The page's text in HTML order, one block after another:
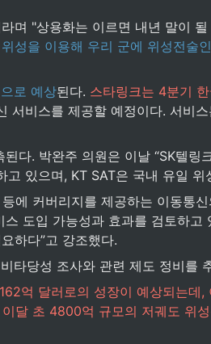
며 "상용화는 이르면 내년 말이
성을 이용해 우리 군에 위성전술
로 예상된다. 스타링크는 4분기
비스를 제공할 예정이다. 서비
다. 박완주 의원은 이날 “SK텔
있으며, KT SAT은 국내 유일
에 커버리지를 제공하는 이동통
도입 가능성과 효과를 검토하고
하다”고 강조했다.
타당성 조사와 관련 제도 정비를
억 달러로의 성장이 예상되는데
달 초 4800억 규모의 저궤도 위